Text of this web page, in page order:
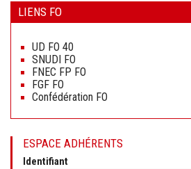
LIENS FO
contenu
UD FO 40
SNUDI FO
FNEC FP FO
FGF FO
Confédération FO
ESPACE ADHÉRENTS
Identifiant